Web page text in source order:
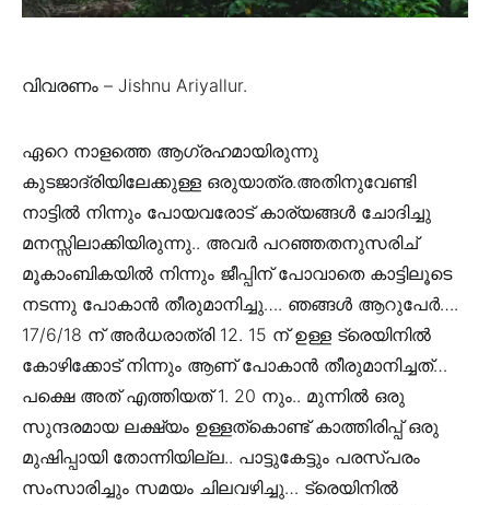
വിവരണം – Jishnu Ariyallur.
ഏറെ നാളത്തെ ആഗ്രഹമായിരുന്നു
കുടജാദ്രിയിലേക്കുള്ള ഒരുയാത്ര.അതിനുവേണ്ടി
നാട്ടിൽ നിന്നും പോയവരോട് കാര്യങ്ങൾ ചോദിച്ചു
മനസ്സിലാക്കിയിരുന്നു.. അവർ പറഞ്ഞതനുസരിച്
മൂകാംബികയിൽ നിന്നും ജീപ്പിന് പോവാതെ കാട്ടിലൂടെ
നടന്നു പോകാൻ തീരുമാനിച്ചു…. ഞങ്ങൾ ആറുപേർ….
17/6/18 ന് അർധരാത്രി 12. 15 ന് ഉള്ള ട്രെയിനിൽ
കോഴിക്കോട് നിന്നും ആണ് പോകാൻ തീരുമാനിച്ചത്…
പക്ഷെ അത് എത്തിയത് 1. 20 നും.. മുന്നിൽ ഒരു
സുന്ദരമായ ലക്ഷ്യം ഉള്ളത്കൊണ്ട് കാത്തിരിപ്പ് ഒരു
മുഷിപ്പായി തോന്നിയില്ല.. പാട്ടുകേട്ടും പരസ്പരം
സംസാരിച്ചും സമയം ചിലവഴിച്ചു… ട്രെയിനിൽ